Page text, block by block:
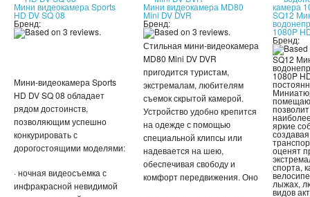
Мини видеокамера Sports
HD DV SQ 08
Бренд:
Мини-видеокамера Sports
HD DV SQ 08 обладает
рядом достоинств,
позволяющим успешно
конкурировать с
дорогостоящими моделями:
· ночная видеосъемка с
инфракрасной невидимой
Мини видеокамера MD80
Mini DV DVR
Бренд:
Стильная мини-видеокамера
MD80 Mini DV DVR
пригодится туристам,
экстремалам, любителям
съемок скрытой камерой.
Устройство удобно крепится
на одежде с помощью
специальной клипсы или
надевается на шею,
обеспечивая свободу и
комфорт передвижения. Оно
SQ12
1080P
Бренд:
SQ12
1080P
яркие
оценят
спорта,
лыжах,
видов